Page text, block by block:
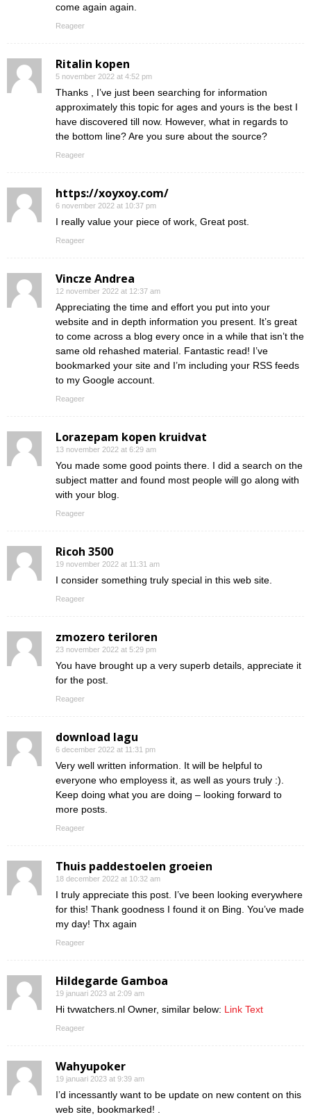
come again again.
Reageer
Ritalin kopen
5 november 2022 at 4:52 pm
Thanks , I’ve just been searching for information
approximately this topic for ages and yours is the best I
have discovered till now. However, what in regards to
the bottom line? Are you sure about the source?
Reageer
https://xoyxoy.com/
6 november 2022 at 10:37 pm
I really value your piece of work, Great post.
Reageer
Vincze Andrea
12 november 2022 at 12:37 am
Appreciating the time and effort you put into your
website and in depth information you present. It’s great
to come across a blog every once in a while that isn’t the
same old rehashed material. Fantastic read! I’ve
bookmarked your site and I’m including your RSS feeds
to my Google account.
Reageer
Lorazepam kopen kruidvat
13 november 2022 at 6:29 am
You made some good points there. I did a search on the
subject matter and found most people will go along with
with your blog.
Reageer
Ricoh 3500
19 november 2022 at 11:31 am
I consider something truly special in this web site.
Reageer
zmozero teriloren
23 november 2022 at 5:29 pm
You have brought up a very superb details, appreciate it
for the post.
Reageer
download lagu
6 december 2022 at 11:31 pm
Very well written information. It will be helpful to
everyone who employess it, as well as yours truly :).
Keep doing what you are doing – looking forward to
more posts.
Reageer
Thuis paddestoelen groeien
18 december 2022 at 10:32 am
I truly appreciate this post. I’ve been looking everywhere
for this! Thank goodness I found it on Bing. You’ve made
my day! Thx again
Reageer
Hildegarde Gamboa
19 januari 2023 at 2:09 am
Hi tvwatchers.nl Owner, similar below: Link Text
Reageer
Wahyupoker
19 januari 2023 at 9:39 am
I’d incessantly want to be update on new content on this
web site, bookmarked! .